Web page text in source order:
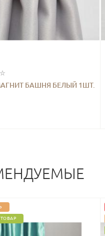
БАШНЯ БЕЛЫЙ 1ШТ.